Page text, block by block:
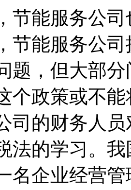
能服务公司
节能服务公
题，但大部
个政策或不
司的财务人
法的学习。
名企业经营